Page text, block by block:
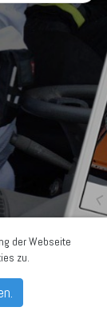
der Webseite
zu.